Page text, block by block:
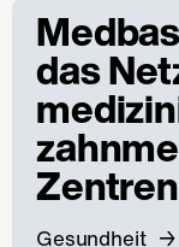
das
Gesundheit